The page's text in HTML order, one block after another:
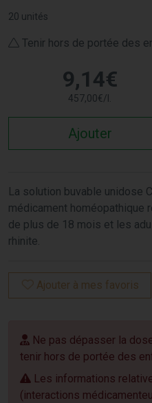
20 unités
Tenir hors de portée des
9,14€
457,00€/l.
Ajouter
La solution buvable unidose
médicament homéopathique
de plus de 18 mois et les
rhinite.
Ajouter à mes favoris
Ne pas dépasser la
tenir hors de portée des
Les informations
(interactions